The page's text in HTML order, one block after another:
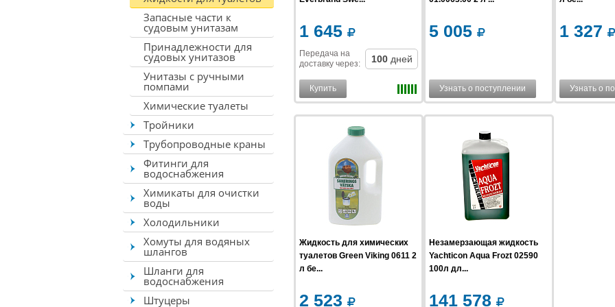
Запасные части к
судовым унитазам
Принадлежности для
судовых унитазов
Унитазы с ручными
помпами
Химические туалеты
Тройники
Трубопроводные краны
Фитинги для
водоснабжения
Химикаты для очистки
воды
Холодильники
Хомуты для водяных
шлангов
Шланги для
водоснабжения
Штуцеры
1 645
Передача на
доставкучерез: 100 дней
Купить
5 005
Узнать о поступлении
1 327
Узнать о
Жидкость для химических
туалетов Green Viking 0611 2
л бе...
2 523
Незамерзающая жидкость
Yachticon Aqua Frozt 02590
100л дл...
141 578